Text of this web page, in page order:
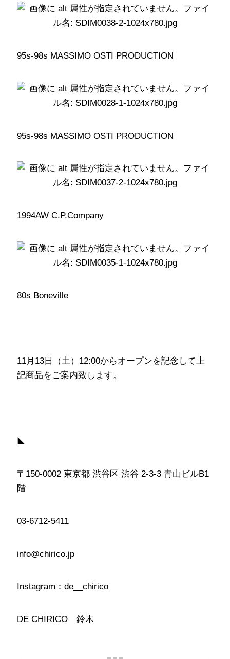
95s-98s MASSIMO OSTI PRODUCTION
95s-98s MASSIMO OSTI PRODUCTION
1994AW C.P.Company
80s Boneville
11月13日（土）12:00からオープンを記念して上
記商品をご案内致します。
◣
〒150-0002 東京都 渋谷区 渋谷 2-3-3 青山ビルB1
階
03-6712-5411
info@chirico.jp
Instagram：de__chirico
DE CHIRICO 鈴木